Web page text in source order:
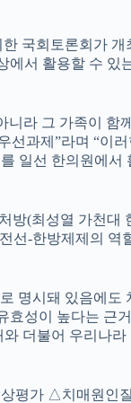
국회토론회가
서 활용할 수
라 그 가족이
과제”라며 “
일선 한의원에
(최성열 가천
-한방제제의
명시돼 있음에
성이 높다는
더불어 우리나
가 △치매원인